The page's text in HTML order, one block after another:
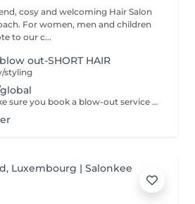
cosy and welcoming Hair Salon
For women, men and children
note to our c...
out-SHORT HAIR
styling
Dear guest. Please make sure you book a blow-out service after your color service, that is additional 30 minutes to the total service. Thank you for understanding. Team Centro